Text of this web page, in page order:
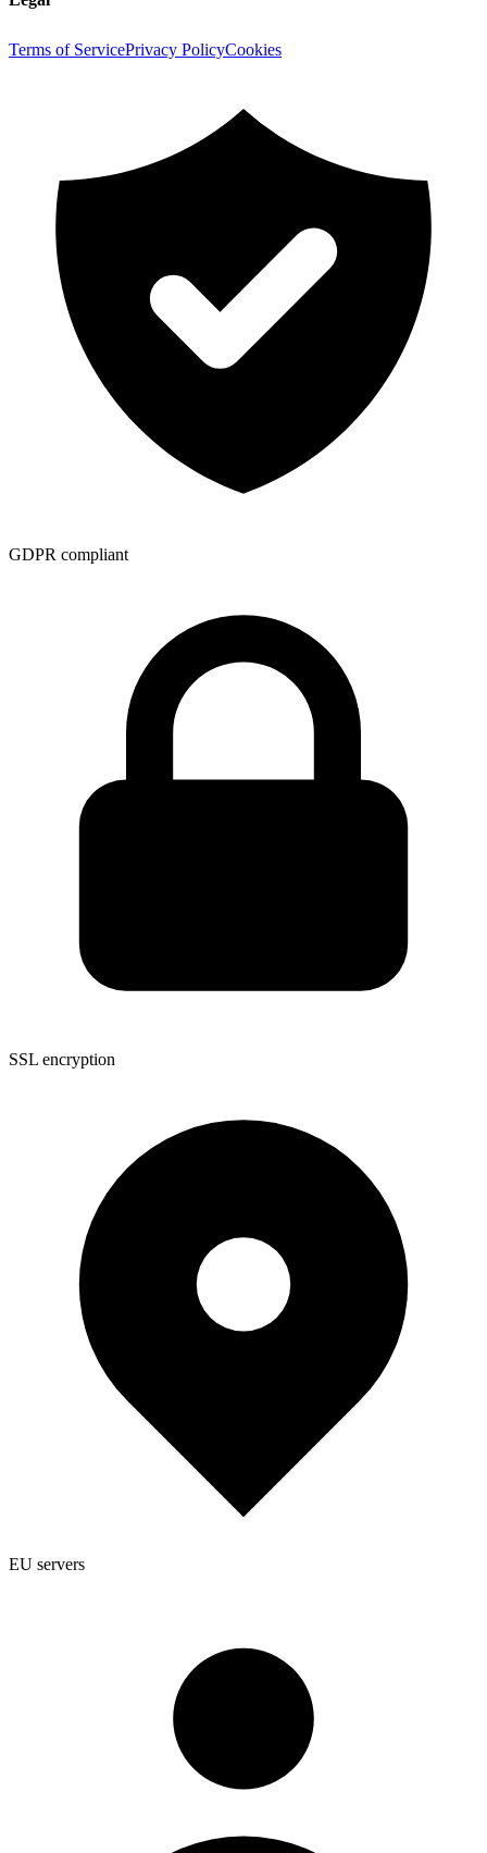
Terms of ServicePrivacy PolicyCookies
GDPR compliant
SSL encryption
EU servers